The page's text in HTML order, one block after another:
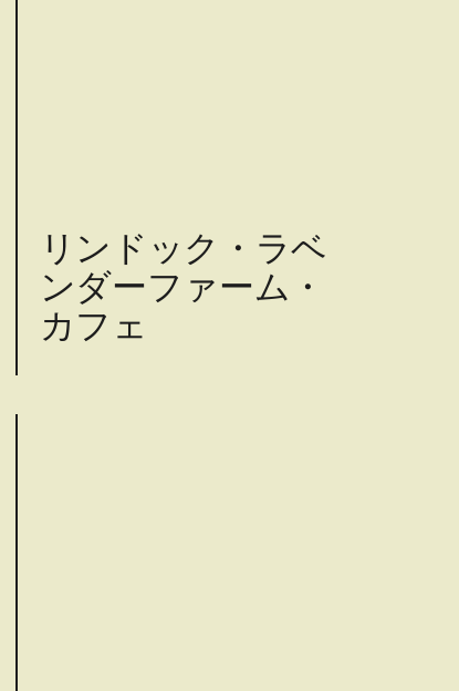
リンドック・ラベ
ンダーファーム・
カフェ